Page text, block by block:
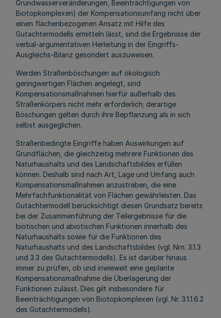
Grundwasserveränderungen, Beeinträchtigungen von
Biotopkomplexen) der Kompensationsumfang nicht über
einen flächenbezogenen Ansatz mit Hilfe des
Gutachtermodells ermitteln lässt, sind die Ergebnisse der
verbal-argumentativen Herleitung in der Eingriffs-
Ausgleichs-Bilanz gesondert auszuweisen.
Werden Straßenböschungen auf ökologisch
geringwertigen Flächen angelegt, sind
Kompensationsmaßnahmen hierfür außerhalb des
Straßenkörpers nicht mehr erforderlich; derartige
Böschungen gelten durch ihre Bepflanzung als in sich
selbst ausgeglichen.
Straßenbedingte Eingriffe haben Auswirkungen auf
Grundflächen, die gleichzeitig mehrere Funktionen des
Naturhaushalts und des Landschaftsbildes erfüllen
können. Deshalb sind nach Art, Lage und Umfang auch
Kompensationsmaßnahmen anzustreben, die eine
Mehrfachfunktionalität von Flächen gewährleisten. Das
Gutachtermodell berücksichtigt diesen Grundsatz bereits
bei der Zusammenführung der Teilergebnisse für die
biotischen und abiotischen Funktionen innerhalb des
Naturhaushalts sowie für die Funktionen des
Naturhaushalts und des Landschaftsbildes (vgl. Nrn. 3.1.3
und 3.3 des Gutachtermodells). Es ist darüber hinaus
immer zu prüfen, ob und inwieweit eine geplante
Kompensationsmaßnahme die Überlagerung der
Funktionen zulässt. Dies gilt insbesondere für
Beeinträchtigungen von Biotopkomplexen (vgl. Nr. 3.1.1.6.2
des Gutachtermodells).